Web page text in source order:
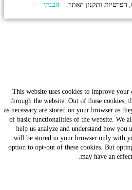
הפרטיות ותקנון האתר.
הבנתי
This website uses cookies to improve
through the website. Out of these cookies,
as necessary are stored on your browser as
of basic functionalities of the website. We
help us analyze and understand how you
will be stored in your browser only with
option to opt-out of these cookies. But
may have an